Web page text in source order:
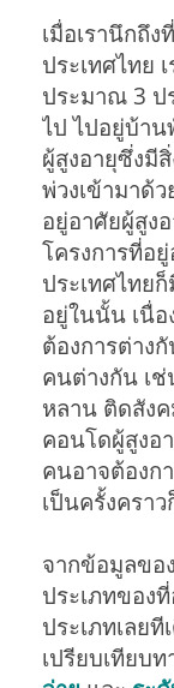
เมื่อเรานึกถึ
ประเทศไทย
ประมาณ 3 ป
ไป ไปอยู่บ้า
ผู้สูงอายุซึ่งมี
พ่วงเข้ามาด้
อยู่อาศัยผู้สูง
โครงการที่อ
ประเทศไทย
อยู่ในนั้น เนื่
ต้องการต่าง
คนต่างกัน เ
หลาน ติดสัง
คอนโดผู้สูงอ
คนอาจต้องก
เป็นครั้งครา
จากข้อมูลขอ
ประเภทของ
ประเภทเลย
เปรียบเทียบ